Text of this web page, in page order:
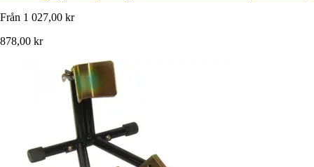
Från 1 027,00 kr
878,00 kr